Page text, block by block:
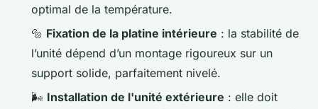
optimal de la température.
🔩 Fixation de la platine intérieure : la stabilité de
l’unité dépend d’un montage rigoureux sur un
support solide, parfaitement nivelé.
🌬️ Installation de l'unité extérieure : elle doit